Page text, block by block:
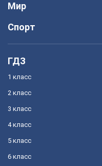
Мир
Спорт
ГДЗ
1 класс
2 класс
3 класс
4 класс
5 класс
6 класс